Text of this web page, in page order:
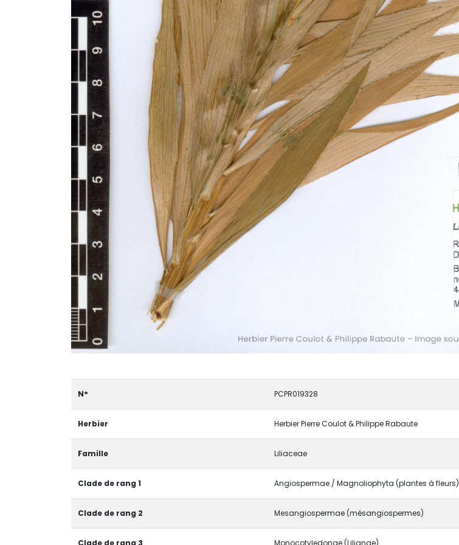
N° PCPR019328
Herbier Herbier Pierre Coulot & Philippe Rabaute
Famille Liliaceae
Clade de rang 1 Angiospermae / Magnoliophyta (plantes à fleurs)
Clade de rang 2 Mesangiospermae (mésangiospermes)